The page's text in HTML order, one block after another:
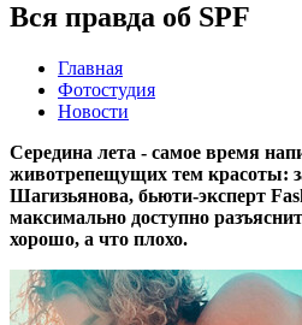
Вся правда об SPF
Главная
Фотостудия
Новости
Середина лета - самое время
животрепещущих тем красоты:
Шагизьянова, бьюти-эксперт
максимально доступно
хорошо, а что плохо.